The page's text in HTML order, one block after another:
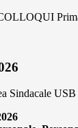
Sindacale USB